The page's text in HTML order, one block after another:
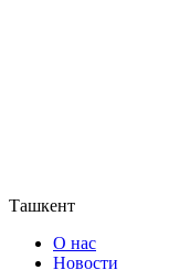
Ташкент
О нас
Новости